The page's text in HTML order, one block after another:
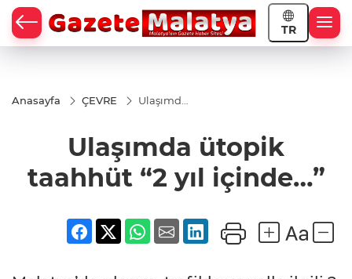
TR
Anasayfa ÇEVRE
Ulaşımda
içinde…”
Ulaşımda ütopik
taahhüt “2 yıl içinde…”